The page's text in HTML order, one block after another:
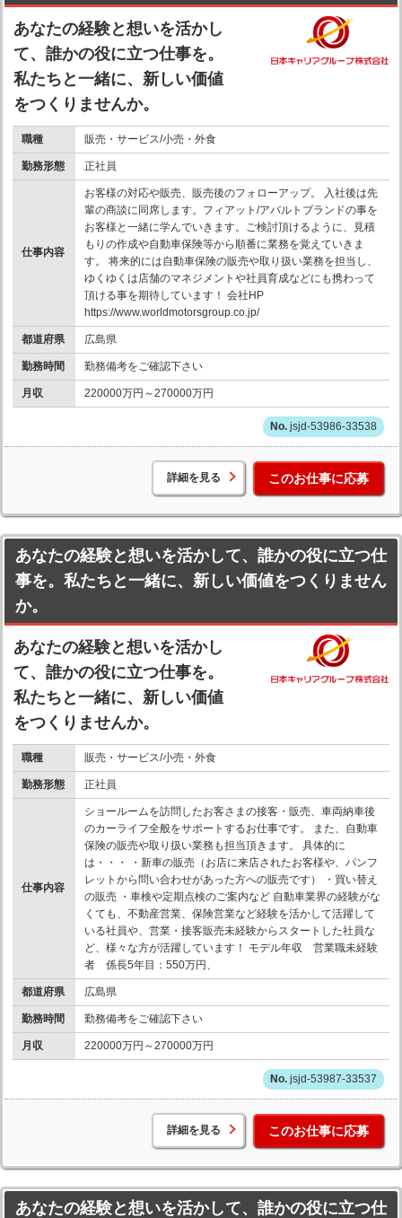
あなたの経験と想いを活かし
て、誰かの役に立つ仕事を。
私たちと一緒に、新しい価値
をつくりませんか。
職種 販売・サービス/小売・外食
勤務形態 正社員
仕事内容
お客様の対応や販売、販売後のフォローアップ。 入社後は先
輩の商談に同席します。フィアット/アバルトブランドの事を
お客様と一緒に学んでいきます。ご検討頂けるように、見積
もりの作成や自動車保険等から順番に業務を覚えていきま
す。 将来的には自動車保険の販売や取り扱い業務を担当し、
ゆくゆくは店舗のマネジメントや社員育成などにも携わって
頂ける事を期待しています！ 会社HP
https://www.worldmotorsgroup.co.jp/
都道府県 広島県
勤務時間 勤務備考をご確認下さい
月収 220000万円～270000万円
jsjd-53986-33538
詳細を見る このお仕事に応募
あなたの経験と想いを活かして、誰かの役に立つ仕
事を。私たちと一緒に、新しい価値をつくりません
か。
あなたの経験と想いを活かし
て、誰かの役に立つ仕事を。
私たちと一緒に、新しい価値
をつくりませんか。
職種 販売・サービス/小売・外食
勤務形態 正社員
仕事内容
ショールームを訪問したお客さまの接客・販売、車両納車後
のカーライフ全般をサポートするお仕事です。 また、自動車
保険の販売や取り扱い業務も担当頂きます。 具体的に
は・・・ ・新車の販売（お店に来店されたお客様や、パンフ
レットから問い合わせがあった方への販売です） ・買い替え
の販売 ・車検や定期点検のご案内など 自動車業界の経験がな
くても、不動産営業、保険営業など経験を活かして活躍して
いる社員や、営業・接客販売未経験からスタートした社員な
ど、様々な方が活躍しています！ モデル年収 営業職未経験
者 係長5年目：550万円、
都道府県 広島県
勤務時間 勤務備考をご確認下さい
月収 220000万円～270000万円
jsjd-53987-33537
詳細を見る このお仕事に応募
あなたの経験と想いを活かして、誰かの役に立つ仕